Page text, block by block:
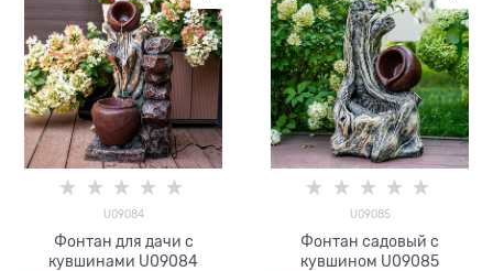
U09084
Фонтан для дачи с
кувшинами U09084
U09085
Фонтан садовый с
кувшином U09085